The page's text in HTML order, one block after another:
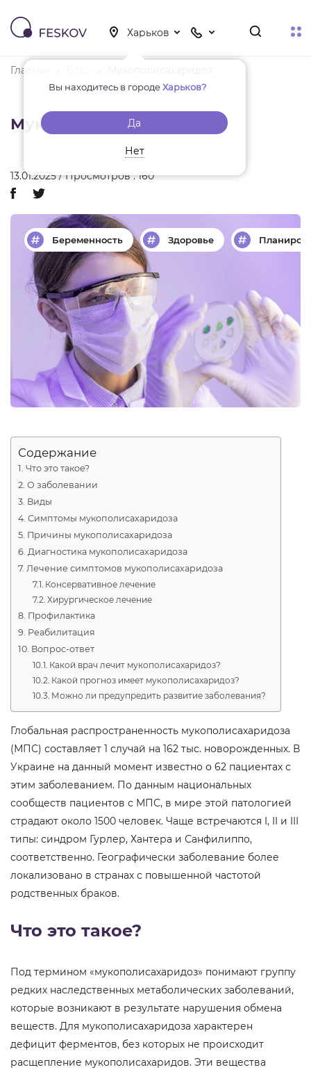
Вы находитесь в городеХарьков?
Да
Нет
Главная
Мукополисахаридоз
13.01.2025 / Просмотров : 160
Беременность Здоровье
Содержание
Что это такое?
О заболевании
Виды
Симптомы мукополисахаридоза
Причины мукополисахаридоза
Диагностика мукополисахаридоза
Лечение симптомов мукополисахаридоза
Консервативное лечение
Хирургическое лечение
Профилактика
Реабилитация
Вопрос-ответ
Какой врач лечит мукополисахаридоз?
Какой прогноз имеет мукополисахаридоз?
Можно ли предупредить развитие заболевания?
Глобальная распространенность мукополисахаридоза
(МПС) составляет 1 случай на 162 тыс. новорожденных. В
Украине на данный момент известно о 62 пациентах с
этим заболеванием. По данным национальных
сообществ пациентов с МПС, в мире этой патологией
страдают около 1500 человек. Чаще встречаются I, II и III
типы: синдром Гурлер, Хантера и Санфилиппо,
соответственно. Географически заболевание более
локализовано в странах с повышенной частотой
родственных браков.
Что это такое?
Под термином «мукополисахаридоз» понимают группу
редких наследственных метаболических заболеваний,
которые возникают в результате нарушения обмена
веществ. Для мукополисахаридоза характерен
дефицит ферментов, без которых не происходит
расщепление мукополисахаридов. Эти вещества